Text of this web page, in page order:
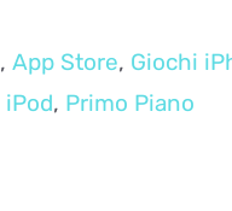
,App Store, Giochi
iPod, Primo Piano